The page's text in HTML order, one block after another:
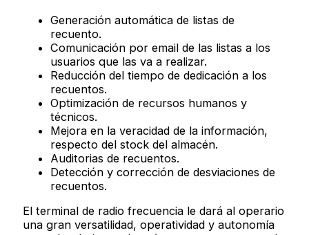
Generación automática de listas de
recuento.
Comunicación por email de las listas a los
usuarios que las va a realizar.
Reducción del tiempo de dedicación a los
recuentos.
Optimización de recursos humanos y
técnicos.
Mejora en la veracidad de la información,
respecto del stock del almacén.
Auditorias de recuentos.
Detección y corrección de desviaciones de
recuentos.
El terminal de radio frecuencia le dará al operario
una gran versatilidad, operatividad y autonomía